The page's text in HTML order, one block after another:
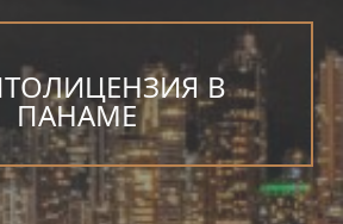
В
ПАНАМЕ